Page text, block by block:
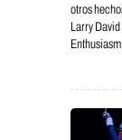
otros
Larry